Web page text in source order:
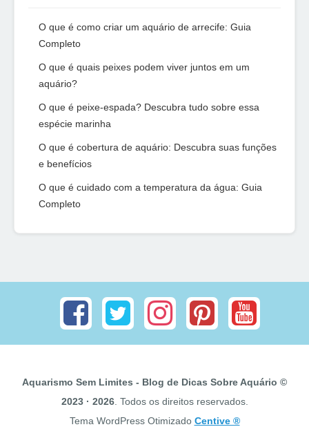
O que é como criar um aquário de arrecife: Guia
Completo
O que é quais peixes podem viver juntos em um
aquário?
O que é peixe-espada? Descubra tudo sobre essa
espécie marinha
O que é cobertura de aquário: Descubra suas funções
e benefícios
O que é cuidado com a temperatura da água: Guia
Completo
Aquarismo Sem Limites - Blog de Dicas Sobre Aquário ©
2023 · 2026. Todos os direitos reservados.
Tema WordPress Otimizado Centive ®